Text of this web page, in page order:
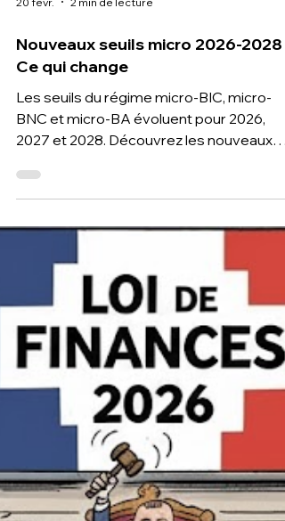
20 févr. 2 min de lecture
Nouveaux seuils micro 2026-2028 :
Ce qui change
BNC et micro-BA évoluent pour 2026,
2027 et 2028. Découvrez les nouveaux
plafonds de chiffre d’affaires applicables
professions libérales. Groupe T2F,
comptable à Toulouse et Paris, vous
accompagne pour choisir entre micro et
régime réel et optimiser votre fiscalité en
fonction de votre situation. Analyse
personnalisée, conseil stratégique et
accompagnement sur mesure.